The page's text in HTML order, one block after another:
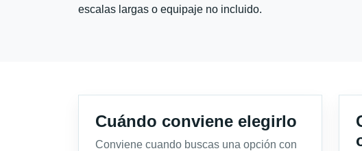
escalas largas o equipaje no incluido.
Cuándo conviene elegirlo
Conviene cuando buscas una opción con